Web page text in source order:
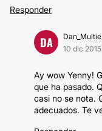
Responder
DA
10 dic 2015
Ay wow Yenny!
que ha pasado.
casi no se nota.
adecuados. Te